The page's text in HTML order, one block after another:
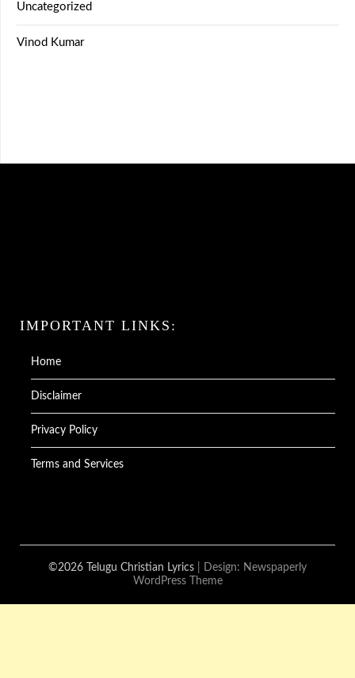
Uncategorized
Vinod Kumar
IMPORTANT LINKS:
Home
Disclaimer
Privacy Policy
Terms and Services
©2026 Telugu Christian Lyrics | Design: Newspaperly
WordPress Theme